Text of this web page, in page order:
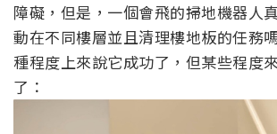
障礙，但是，一個會飛的掃地機器人
動在不同樓層並且清理樓地板的任務
種程度上來說它成功了，但某些程度
了：